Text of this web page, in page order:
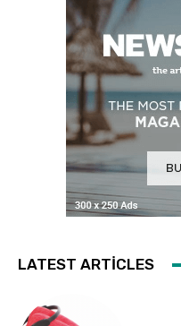
LATEST ARTICLES